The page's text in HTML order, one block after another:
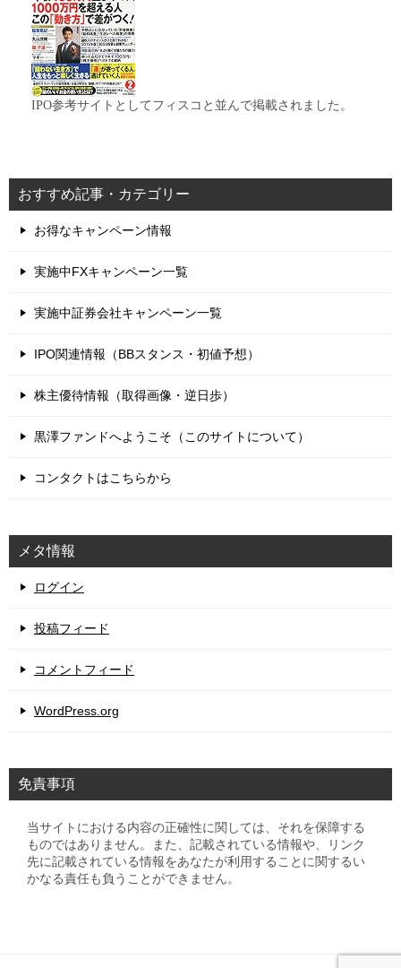
IPO参考サイトとしてフィスコと並んで掲載されました。
おすすめ記事・カテゴリー
お得なキャンペーン情報
実施中FXキャンペーン一覧
実施中証券会社キャンペーン一覧
IPO関連情報（BBスタンス・初値予想）
株主優待情報（取得画像・逆日歩）
黒澤ファンドへようこそ（このサイトについて）
コンタクトはこちらから
メタ情報
ログイン
投稿フィード
コメントフィード
WordPress.org
免責事項
当サイトにおける内容の正確性に関しては、それを保障する
ものではありません。また、記載されている情報や、リンク
先に記載されている情報をあなたが利用することに関するい
かなる責任も負うことができません。